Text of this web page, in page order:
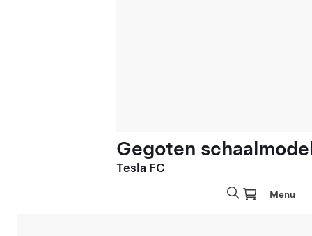
Gegoten
Tesla FC
Menu